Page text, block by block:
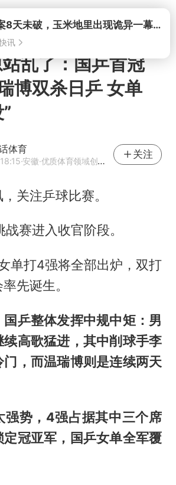
打开
乱了：国乒首冠
博双杀日乒 女单
体育
·安徽·优质体育领域创作者
关注
关注乒球比赛。
赛进入收官阶段。
单打4强将全部出炉，双打
先诞生。
乒整体发挥中规中矩：男
高歌猛进，其中削球手李
门，而温瑞博则是连续两天
强势，4强占据其中三个席
冠亚军，国乒女单全军覆